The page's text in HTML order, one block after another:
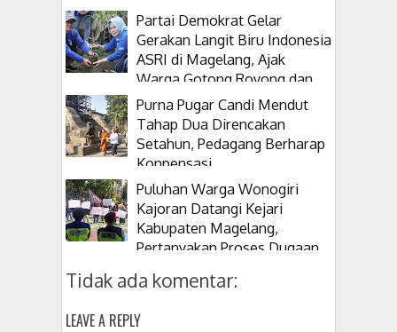
Partai Demokrat Gelar
Gerakan Langit Biru Indonesia
ASRI di Magelang, Ajak
Warga Gotong Royong dan
Tanam Pohon
Purna Pugar Candi Mendut
Tahap Dua Direncakan
Setahun, Pedagang Berharap
Konpensasi
Puluhan Warga Wonogiri
Kajoran Datangi Kejari
Kabupaten Magelang,
Pertanyakan Proses Dugaan
Tidak ada komentar:
LEAVE A REPLY